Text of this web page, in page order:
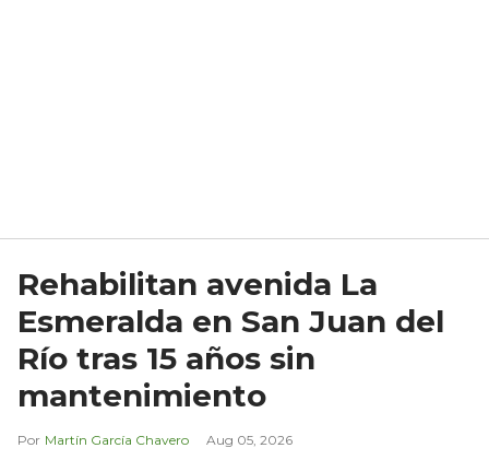
Rehabilitan avenida La
Esmeralda en San Juan del
Río tras 15 años sin
mantenimiento
Martín García Chavero Aug 05, 2026